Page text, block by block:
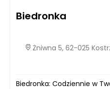
Biedronka
Żniwna 5, 62-025
Biedronka: Codziennie w